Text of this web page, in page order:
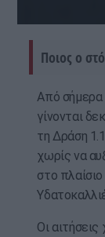
Ποιος ο
Από σήμερα
γίνονται
τη Δράση
χωρίς να
στο
Οι